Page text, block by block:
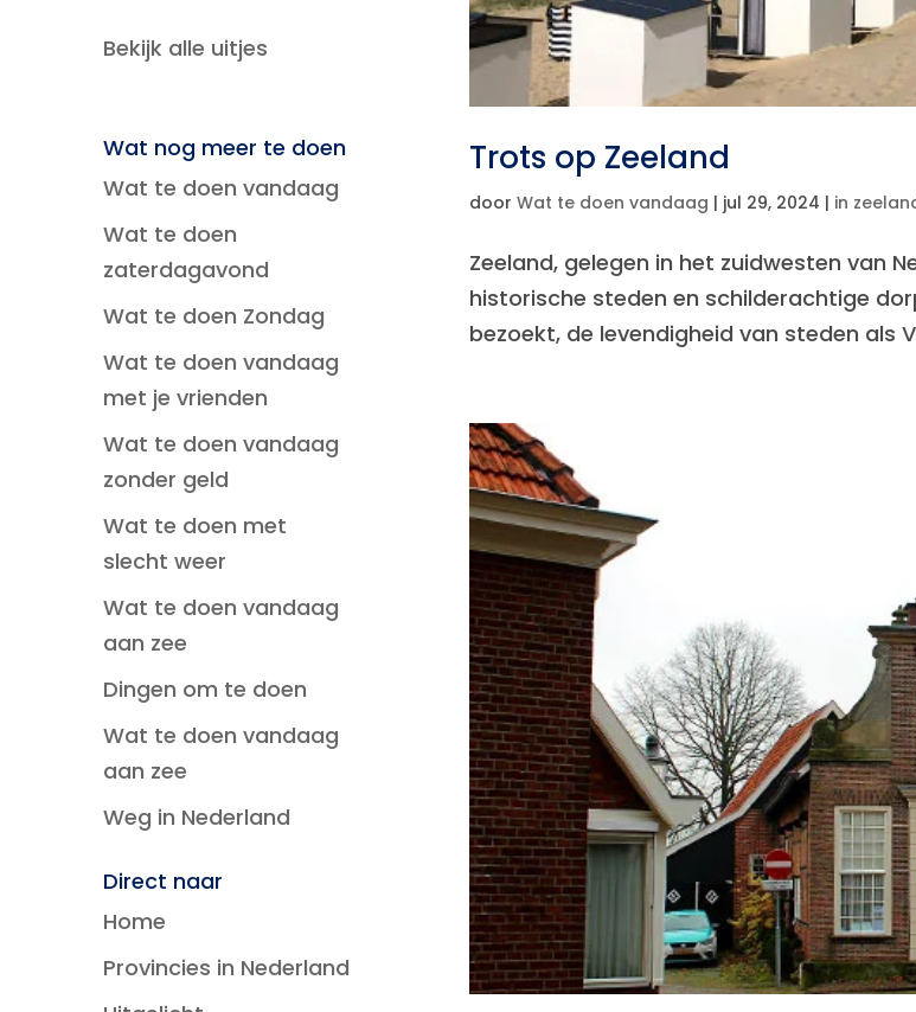
Trots op Zeeland
door Wat te doen vandaag | jul 29, 2024 | in
Zeeland, gelegen in het zuidwesten van
historische steden en schilderachtige
bezoekt, de levendigheid van steden als
Bekijk alle uitjes
Wat nog meer te doen
Wat te doen vandaag
Wat te doen
zaterdagavond
Wat te doen Zondag
Wat te doen vandaag
met je vrienden
Wat te doen vandaag
zonder geld
Wat te doen met
slecht weer
Wat te doen vandaag
aan zee
Dingen om te doen
Wat te doen vandaag
aan zee
Weg in Nederland
Direct naar
Home
Provincies in Nederland